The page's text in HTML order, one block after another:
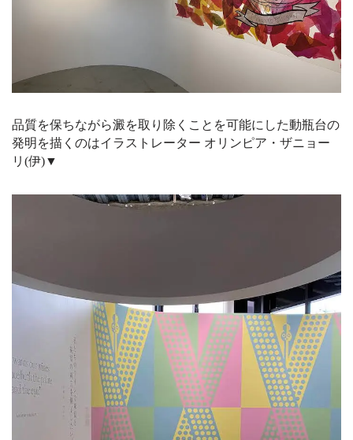
品質を保ちながら澱を取り除くことを可能にした動瓶台の
発明を描くのはイラストレーター オリンピア・ザニョー
リ(伊)▼